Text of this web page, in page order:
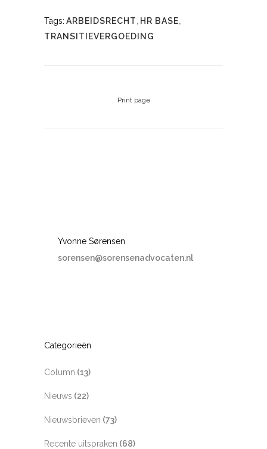
Tags: ARBEIDSRECHT, HR BASE,
TRANSITIEVERGOEDING
Print page
Yvonne Sørensen
sorensen@sorensenadvocaten.nl
Categorieën
Column (13)
Nieuws (22)
Nieuwsbrieven (73)
Recente uitspraken (68)